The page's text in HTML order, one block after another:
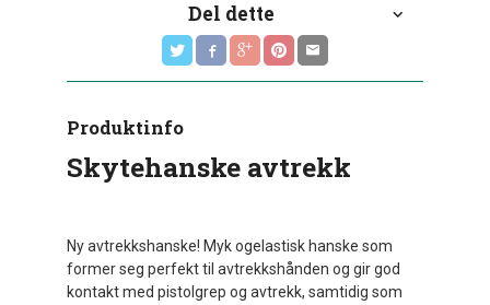
Del dette
Produktinfo
Skytehanske avtrekk
Ny avtrekkshanske! Myk ogelastisk hanske som
former seg perfekt til avtrekkshånden og gir god
kontakt med pistolgrep og avtrekk, samtidig som